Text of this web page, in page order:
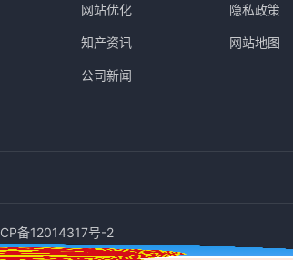
网站优化
知产资讯
公司新闻
隐私政策
网站地图
备12014317号-2